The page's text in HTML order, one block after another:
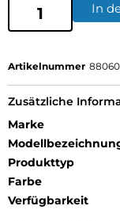
In
Artikelnummer
Zusätzliche
Marke
Produkttyp
Farbe
Verfügbarkeit